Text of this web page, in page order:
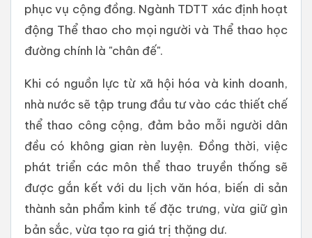
phục vụ cộng đồng. Ngành TDTT xác định hoạt
động Thể thao cho mọi người và Thể thao học
đường chính là "chân đế".
Khi có nguồn lực từ xã hội hóa và kinh doanh,
nhà nước sẽ tập trung đầu tư vào các thiết chế
thể thao công cộng, đảm bảo mỗi người dân
đều có không gian rèn luyện. Đồng thời, việc
phát triển các môn thể thao truyền thống sẽ
được gắn kết với du lịch văn hóa, biến di sản
thành sản phẩm kinh tế đặc trưng, vừa giữ gìn
bản sắc, vừa tạo ra giá trị thặng dư.